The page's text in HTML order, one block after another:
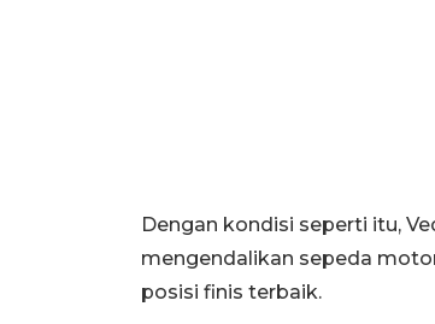
Dengan kondisi seperti itu,
mengendalikan sepeda
posisi finis terbaik.